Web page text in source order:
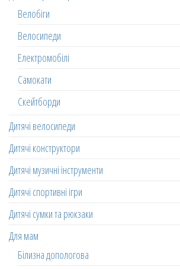
Велобіги
Велосипеди
Електромобілі
Самокати
Скейтборди
Дитячі велосипеди
Дитячі конструктори
Дитячі музичні інструменти
Дитячі спортивні ігри
Дитячі сумки та рюкзаки
Для мам
Білизна допологова